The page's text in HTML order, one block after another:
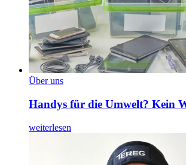
Über uns
Handys für die Umwelt? Kein
weiterlesen